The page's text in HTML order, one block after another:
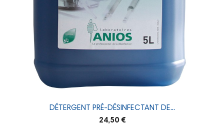
DÉTERGENT PRÉ-DÉSINFECTANT DE...
24,50 €